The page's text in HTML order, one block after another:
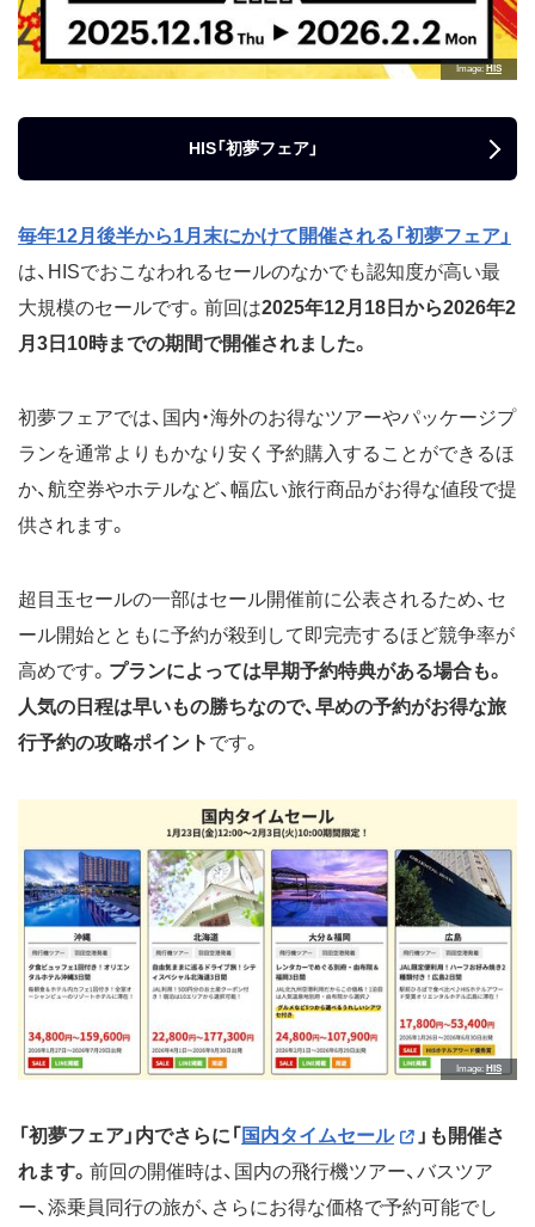
Image HIS
HIS「初夢フェア」
毎年12月後半から1月末にかけて開催される「初夢フェア」
は、HISでおこなわれるセールのなかでも認知度が高い最
大規模のセールです。前回は2025年12月18日から2026年2
月3日10時までの期間で開催されました。
初夢フェアでは、国内・海外のお得なツアーやパッケージプ
ランを通常よりもかなり安く予約購入することができるほ
か、航空券やホテルなど、幅広い旅行商品がお得な値段で提
供されます。
超目玉セールの一部はセール開催前に公表されるため、セ
ール開始とともに予約が殺到して即完売するほど競争率が
高めです。 プランによっては早期予約特典がある場合も。
人気の日程は早いもの勝ちなので、早めの予約がお得な旅
行予約の攻略ポイント です。
Image HIS
「初夢フェア」内でさらに「 国内タイムセール
」も開催さ
れます。 前回の開催時は、国内の飛行機ツアー、バスツア
ー、添乗員同行の旅が、さらにお得な価格で予約可能でし